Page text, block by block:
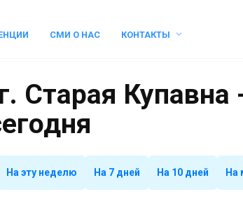
СМИ О НАС КОНТАКТЫ
Старая Купавна
На эту неделю На 7 дней На 10 дней На